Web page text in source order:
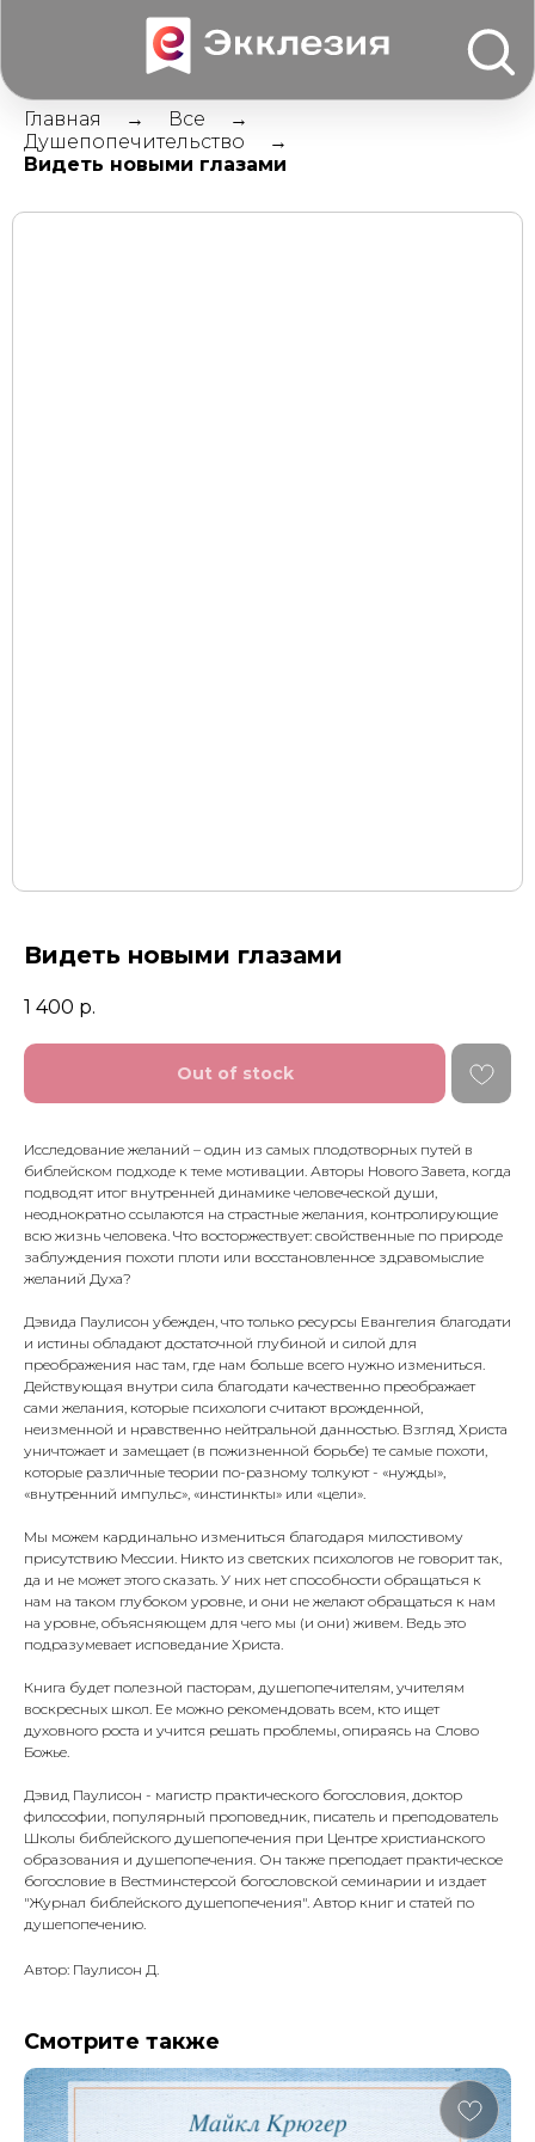
Главная
Все
Душепопечительство
Видеть новыми глазами
Видеть новыми глазами
1 400 р.
Out of stock
Исследование желаний – один из самых плодотворных путей в
библейском подходе к теме мотивации. Авторы Нового Завета, когда
подводят итог внутренней динамике человеческой души,
неоднократно ссылаются на страстные желания, контролирующие
всю жизнь человека. Что восторжествует: свойственные по природе
заблуждения похоти плоти или восстановленное здравомыслие
желаний Духа?
Дэвида Паулисон убежден, что только ресурсы Евангелия благодати
и истины обладают достаточной глубиной и силой для
преображения нас там, где нам больше всего нужно измениться.
Действующая внутри сила благодати качественно преображает
сами желания, которые психологи считают врожденной,
неизменной и нравственно нейтральной данностью. Взгляд Христа
уничтожает и замещает (в пожизненной борьбе) те самые похоти,
которые различные теории по-разному толкуют - «нужды»,
«внутренний импульс», «инстинкты» или «цели».
Мы можем кардинально измениться благодаря милостивому
присутствию Мессии. Никто из светских психологов не говорит так,
да и не может этого сказать. У них нет способности обращаться к
нам на таком глубоком уровне, и они не желают обращаться к нам
на уровне, объясняющем для чего мы (и они) живем. Ведь это
подразумевает исповедание Христа.
Книга будет полезной пасторам, душепопечителям, учителям
воскресных школ. Ее можно рекомендовать всем, кто ищет
духовного роста и учится решать проблемы, опираясь на Слово
Божье.
Дэвид Паулисон - магистр практического богословия, доктор
философии, популярный проповедник, писатель и преподователь
Школы библейского душепопечения при Центре христианского
образования и душепопечения. Он также преподает практическое
богословие в Вестминстерсой богословской семинарии и издает
"Журнал библейского душепопечения". Автор книг и статей по
душепопечению.
Автор: Паулисон Д.
Смотрите также